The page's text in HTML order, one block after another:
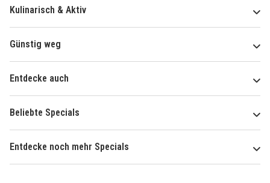
Kulinarisch & Aktiv
Günstig weg
Entdecke auch
Beliebte Specials
Entdecke noch mehr Specials